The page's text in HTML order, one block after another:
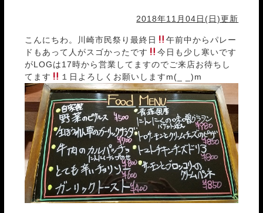
2018年11月04日(日)更新
こんにちわ。川崎市民祭り最終日
午前中からパレー
ドもあって人がスゴかったです
今日も少し寒いです
がLOGは17時から営業してますのでご来店お待ちし
てます
１日よろしくお願いしますm(_ _)m